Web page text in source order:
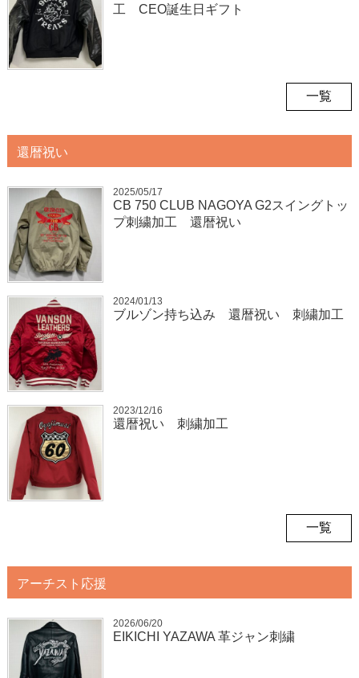
工 CEO誕生日ギフト
一覧
還暦祝い
2025/05/17
CB 750 CLUB NAGOYA G2スイングトッ
プ刺繍加工 還暦祝い
2024/01/13
ブルゾン持ち込み 還暦祝い 刺繍加工
2023/12/16
還暦祝い 刺繍加工
一覧
アーチスト応援
2026/06/20
EIKICHI YAZAWA 革ジャン刺繍